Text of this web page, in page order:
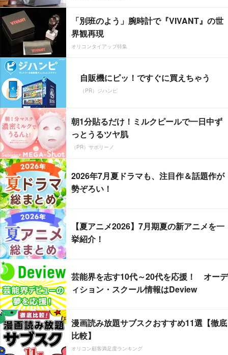
「別班のよう」腕時計で『VIVANT』の世
界観再現
オリコンタイアップ特集
自販機にピッ！ですぐに買えちゃう
（PR）ジハンピ
朝1分貼るだけ！ミルクピールで一日中ず
っとうるツヤ肌
（PR）サボリーノ
2026年7月夏ドラマも、注目作＆話題作が
勢ぞろい！
【夏アニメ2026】7月期夏の新アニメを一
挙紹介！
芸能界を志す10代～20代を応援！ オーデ
ィション・スクール情報はDeview
漫画読み放題サブスクおすすめ11選【徹底
比較】
オリコン顧客満足度ランキング